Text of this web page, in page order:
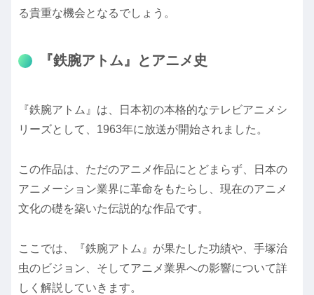
る貴重な機会となるでしょう。
『鉄腕アトム』とアニメ史
『鉄腕アトム』は、日本初の本格的なテレビアニメシ
リーズとして、1963年に放送が開始されました。
この作品は、ただのアニメ作品にとどまらず、日本の
アニメーション業界に革命をもたらし、現在のアニメ
文化の礎を築いた伝説的な作品です。
ここでは、『鉄腕アトム』が果たした功績や、手塚治
虫のビジョン、そしてアニメ業界への影響について詳
しく解説していきます。